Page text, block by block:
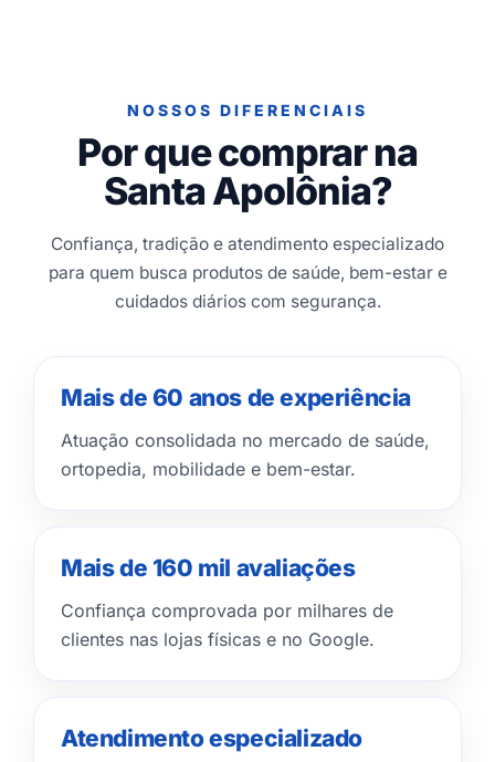
NOSSOS DIFERENCIAIS
Por que comprar na
Santa Apolônia?
Confiança, tradição e atendimento especializado
para quem busca produtos de saúde, bem-estar e
cuidados diários com segurança.
Mais de 60 anos de experiência
Atuação consolidada no mercado de saúde,
ortopedia, mobilidade e bem-estar.
Mais de 160 mil avaliações
Confiança comprovada por milhares de
clientes nas lojas físicas e no Google.
Atendimento especializado